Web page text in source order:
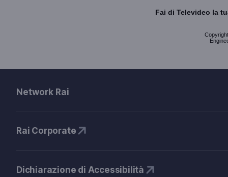
Fai di Televideo la